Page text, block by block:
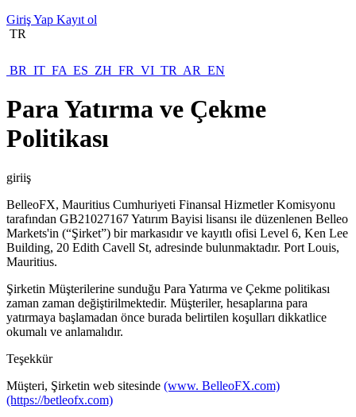
Giriş Yap Kayıt ol
TR
BR IT FA ES ZH FR VI TR AR EN
Para Yatırma ve Çekme
Politikası
giriiş
BelleoFX, Mauritius Cumhuriyeti Finansal Hizmetler Komisyonu
tarafından GB21027167 Yatırım Bayisi lisansı ile düzenlenen Belleo
Markets'in (“Şirket”) bir markasıdır ve kayıtlı ofisi Level 6, Ken Lee
Building, 20 Edith Cavell St, adresinde bulunmaktadır. Port Louis,
Mauritius.
Şirketin Müşterilerine sunduğu Para Yatırma ve Çekme politikası
zaman zaman değiştirilmektedir. Müşteriler, hesaplarına para
yatırmaya başlamadan önce burada belirtilen koşulları dikkatlice
okumalı ve anlamalıdır.
Teşekkür
Müşteri, Şirketin web sitesinde (www. BelleoFX.com)
(https://betleofx.com)